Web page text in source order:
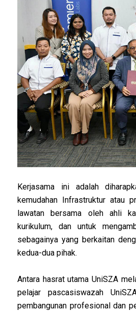
Kerjasama ini adalah
kemudahan Infrastruktur atau
lawatan bersama oleh ahli
kurikulum, dan untuk
sebagainya yang berkaitan
kedua-dua pihak.
Antara hasrat utama UniSZA
pelajar pascasiswazah
pembangunan profesional dan